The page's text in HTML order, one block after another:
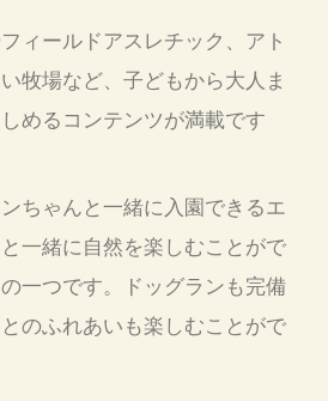
ィールドアスレチック、アト
牧場など、子どもから大人ま
めるコンテンツが満載です
ちゃんと一緒に入園できるエ
一緒に自然を楽しむことがで
一つです。ドッグランも完備
のふれあいも楽しむことがで